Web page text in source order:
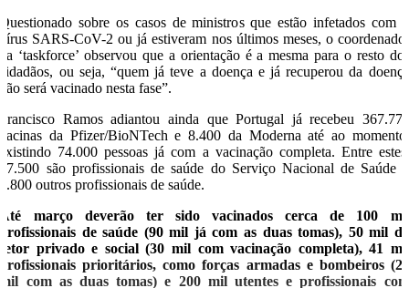
Questionado sobre os casos de ministros que estão infetados com o
vírus SARS-CoV-2 ou já estiveram nos últimos meses, o coordenador
da ‘taskforce’ observou que a orientação é a mesma para o resto dos
cidadãos, ou seja, “quem já teve a doença e já recuperou da doença
não será vacinado nesta fase”.
Francisco Ramos adiantou ainda que Portugal já recebeu 367.770
vacinas da Pfizer/BioNTech e 8.400 da Moderna até ao momento,
existindo 74.000 pessoas já com a vacinação completa. Entre estes,
57.500 são profissionais de saúde do Serviço Nacional de Saúde e
1.800 outros profissionais de saúde.
Até março deverão ter sido vacinados cerca de 100 mil
profissionais de saúde (90 mil já com as duas tomas), 50 mil do
setor privado e social (30 mil com vacinação completa), 41 mil
profissionais prioritários, como forças armadas e bombeiros (21
mil com as duas tomas) e 200 mil utentes e profissionais com